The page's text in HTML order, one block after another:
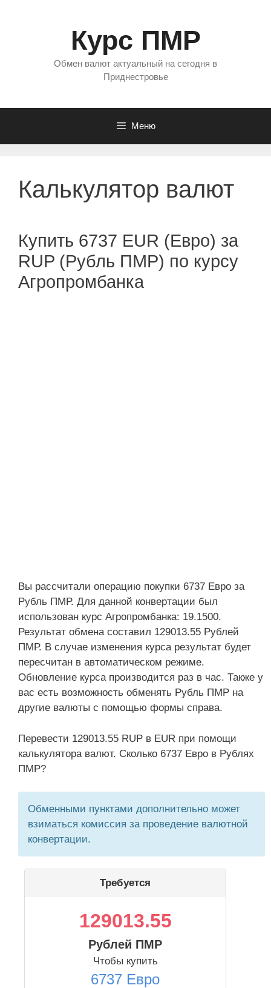
Курс ПМР
Обмен валют актуальный на сегодня в
Приднестровье
Меню
Калькулятор валют
Купить 6737 EUR (Евро) за
RUP (Рубль ПМР) по курсу
Агропромбанка
Вы рассчитали операцию покупки 6737 Евро за
Рубль ПМР. Для данной конвертации был
использован курс Агропромбанка: 19.1500.
Результат обмена составил 129013.55 Рублей
ПМР. В случае изменения курса результат будет
пересчитан в автоматическом режиме.
Обновление курса производится раз в час. Также у
вас есть возможность обменять Рубль ПМР на
другие валюты с помощью формы справа.
Перевести 129013.55 RUP в EUR при помощи
калькулятора валют. Сколько 6737 Евро в Рублях
ПМР?
Обменными пунктами дополнительно может
взиматься комиссия за проведение валютной
конвертации.
Требуется
129013.55
Рублей ПМР
Чтобы купить
6737 Евро